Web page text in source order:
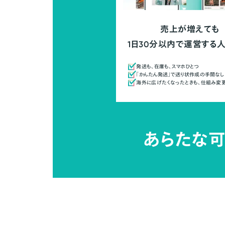
売上が増えても
1日30分以内で運営する
発送も、在庫も、スマホひとつ
「かんたん発送」で送り状作成の手間なし
海外に広げたくなったときも、仕組み変
あらたな